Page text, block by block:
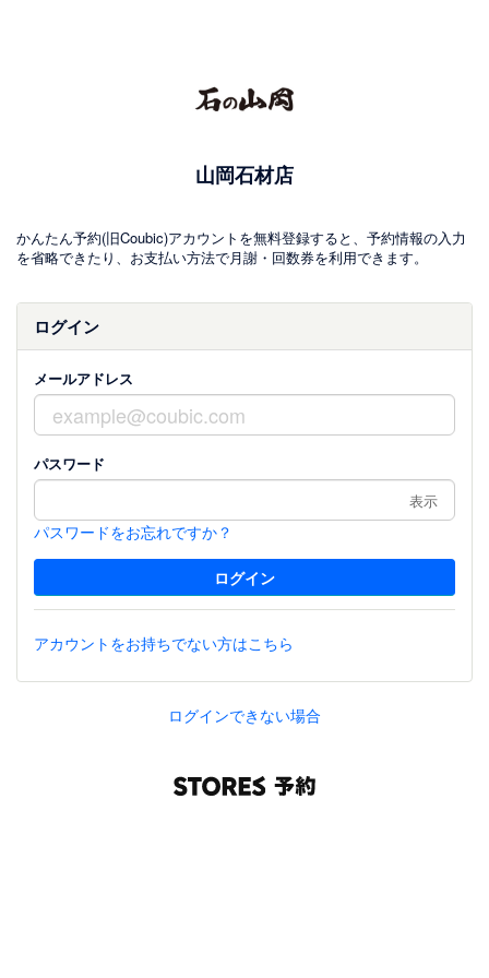
山岡石材店
かんたん予約(旧Coubic)アカウントを無料登録すると、予約情報の入力
を省略できたり、お支払い方法で月謝・回数券を利用できます。
ログイン
メールアドレス
パスワード
表示
パスワードをお忘れですか？
アカウントをお持ちでない方はこちら
ログインできない場合